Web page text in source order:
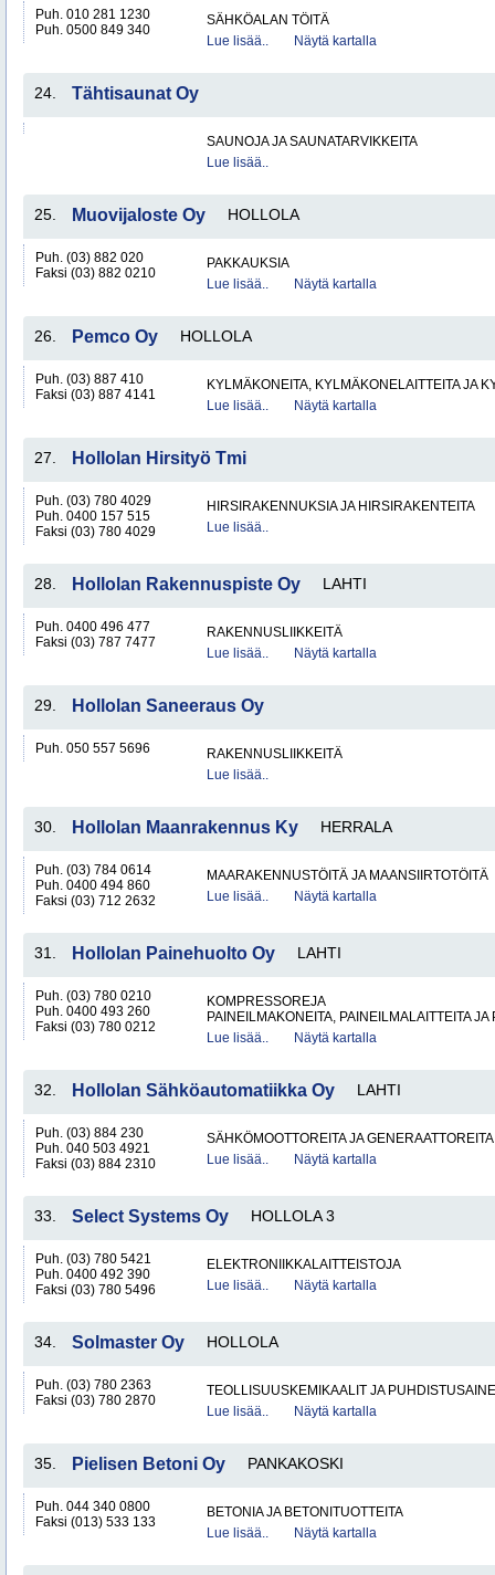
Puh. 010 281 1230
Puh. 0500 849 340
SÄHKÖALAN TÖITÄ
Lue lisää..
Näytä kartalla
24. Tähtisaunat Oy
SAUNOJA JA SAUNATARVIKKEITA
Lue lisää..
25. Muovijaloste Oy HOLLOLA
Puh. (03) 882 020
Faksi (03) 882 0210
PAKKAUKSIA
Lue lisää..
Näytä kartalla
26. Pemco Oy HOLLOLA
Puh. (03) 887 410
Faksi (03) 887 4141
KYLMÄKONEITA, KYLMÄKONELAITTEITA JA
Lue lisää..
Näytä kartalla
27. Hollolan Hirsityö Tmi
Puh. (03) 780 4029
Puh. 0400 157 515
Faksi (03) 780 4029
HIRSIRAKENNUKSIA JA HIRSIRAKENTEITA
Lue lisää..
28. Hollolan Rakennuspiste Oy LAHTI
Puh. 0400 496 477
Faksi (03) 787 7477
RAKENNUSLIIKKEITÄ
Lue lisää..
Näytä kartalla
29. Hollolan Saneeraus Oy
Puh. 050 557 5696
RAKENNUSLIIKKEITÄ
Lue lisää..
30. Hollolan Maanrakennus Ky HERRALA
Puh. (03) 784 0614
Puh. 0400 494 860
Faksi (03) 712 2632
MAARAKENNUSTÖITÄ JA MAANSIIRTOTÖITÄ
Lue lisää..
Näytä kartalla
31. Hollolan Painehuolto Oy LAHTI
Puh. (03) 780 0210
Puh. 0400 493 260
Faksi (03) 780 0212
KOMPRESSOREJA
PAINEILMAKONEITA, PAINEILMALAITTEITA
Lue lisää..
Näytä kartalla
32. Hollolan Sähköautomatiikka Oy LAHTI
Puh. (03) 884 230
Puh. 040 503 4921
Faksi (03) 884 2310
SÄHKÖMOOTTOREITA JA GENERAATTOREITA
Lue lisää..
Näytä kartalla
33. Select Systems Oy HOLLOLA 3
Puh. (03) 780 5421
Puh. 0400 492 390
Faksi (03) 780 5496
ELEKTRONIIKKALAITTEISTOJA
Lue lisää..
Näytä kartalla
34. Solmaster Oy HOLLOLA
Puh. (03) 780 2363
Faksi (03) 780 2870
TEOLLISUUSKEMIKAALIT JA
Lue lisää..
Näytä kartalla
35. Pielisen Betoni Oy PANKAKOSKI
Puh. 044 340 0800
Faksi (013) 533 133
BETONIA JA BETONITUOTTEITA
Lue lisää..
Näytä kartalla